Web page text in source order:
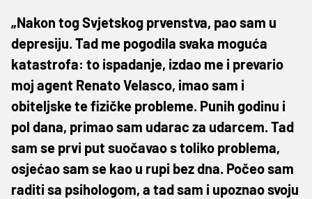
„Nakon tog Svjetskog prvenstva, pao sam u
depresiju. Tad me pogodila svaka moguća
katastrofa: to ispadanje, izdao me i prevario
moj agent Renato Velasco, imao sam i
obiteljske te fizičke probleme. Punih godinu i
pol dana, primao sam udarac za udarcem. Tad
sam se prvi put suočavao s toliko problema,
osjećao sam se kao u rupi bez dna. Počeo sam
raditi sa psihologom, a tad sam i upoznao svoju